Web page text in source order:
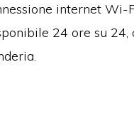
internet
24 ore su